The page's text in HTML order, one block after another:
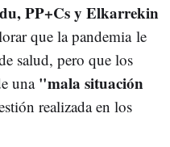
PP+Cs y Elkarrekin
que la pandemia le
salud, pero que los
una"mala situación
realizada en los